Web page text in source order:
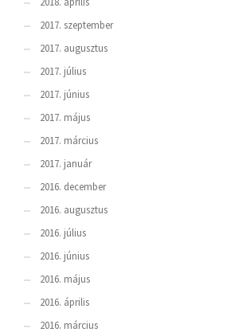
2017. szeptember
2017. augusztus
2017. július
2017. június
2017. május
2017. március
2017. január
2016. december
2016. augusztus
2016. július
2016. június
2016. május
2016. április
2016. március